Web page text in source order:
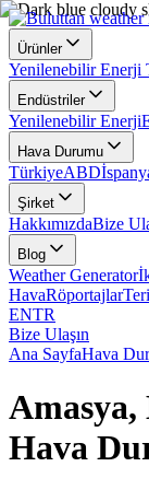
Ürünler
Yenilenebilir Enerji
Endüstriler
Yenilenebilir Enerji
Hava Durumu
TürkiyeABD
Şirket
HakkımızdaBize
Blog
Weather Generator
HavaRöportajlar
ENTR
Bize Ulaşın
Ana SayfaHava
Hava